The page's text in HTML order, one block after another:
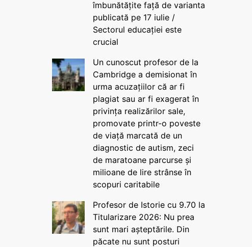
îmbunătățite față de varianta
publicată pe 17 iulie /
Sectorul educației este
crucial
Un cunoscut profesor de la
Cambridge a demisionat în
urma acuzațiilor că ar fi
plagiat sau ar fi exagerat în
privința realizărilor sale,
promovate printr-o poveste
de viață marcată de un
diagnostic de autism, zeci
de maratoane parcurse și
milioane de lire strânse în
scopuri caritabile
Profesor de Istorie cu 9.70 la
Titularizare 2026: Nu prea
sunt mari așteptările. Din
păcate nu sunt posturi